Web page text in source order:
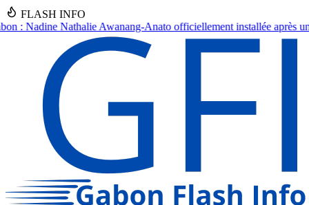
FLASH INFO
officiellement installée après un an d'intérim●Drame à Kinguélé